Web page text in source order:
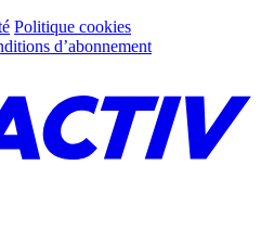
Politique cookies
d’abonnement